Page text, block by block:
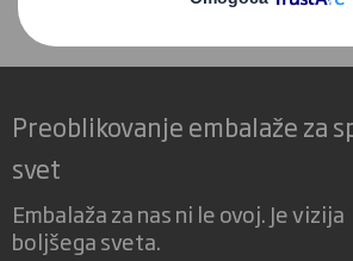
Preoblikovanje embalaže za
svet
Embalaža za nas ni le ovoj. Je vizija
boljšega sveta.